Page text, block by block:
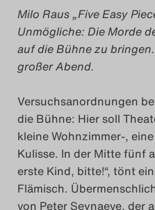
Das
Das
Das
Das
Milo Raus „Five Easy
Unmögliche: Die Morde
auf die Bühne zu
großer Abend.
Versuchsanordnungen
die Bühne: Hier soll
kleine Wohnzimmer-,
Kulisse. In der Mitte fünf
erste Kind, bitte!“, tönt
Flämisch.
von Peter Seynaeve, der